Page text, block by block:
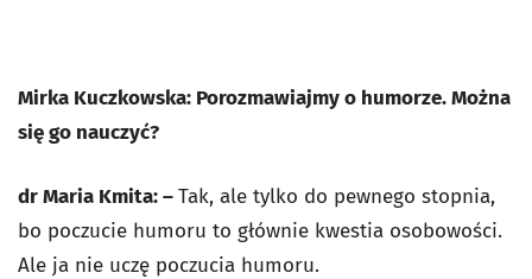
Mirka Kuczkowska: Porozmawiajmy o humorze. Można
się go nauczyć?
dr Maria Kmita: –Tak, ale tylko do pewnego stopnia,
bo poczucie humoru to głównie kwestia osobowości.
Ale ja nie uczę poczucia humoru.